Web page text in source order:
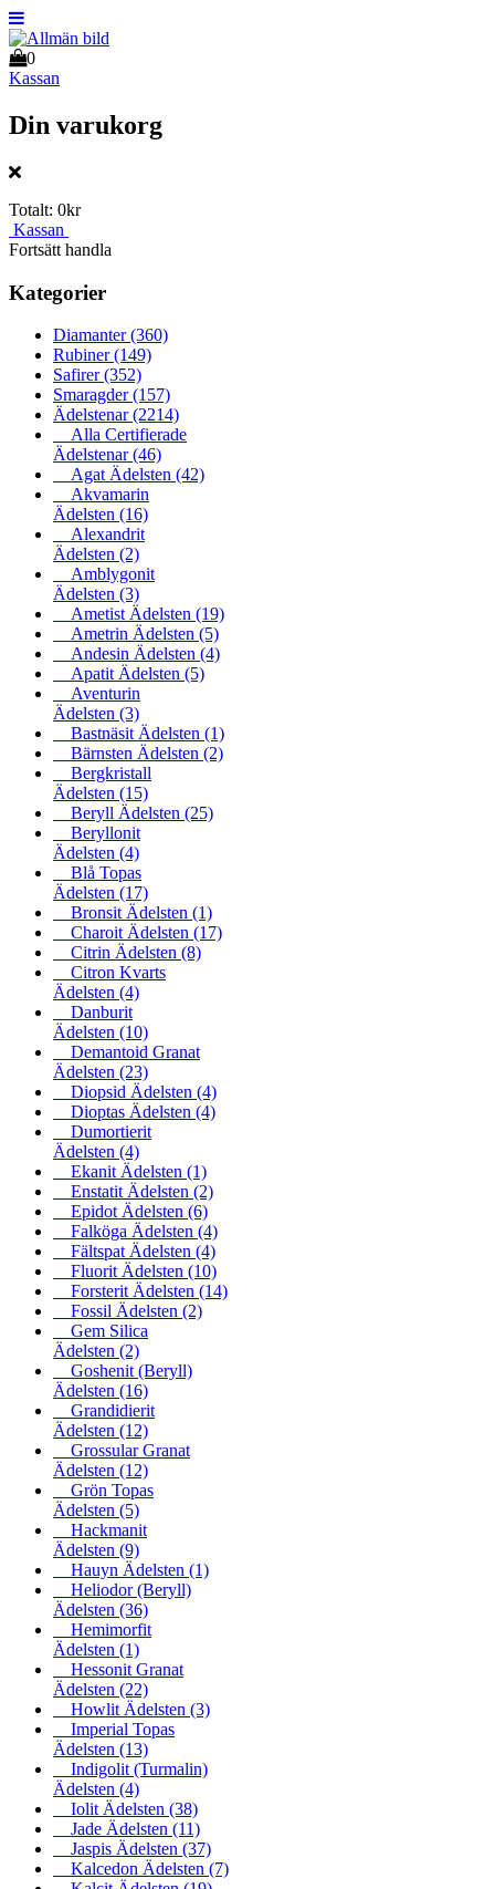
0
Kassan
Din varukorg
Totalt: 0kr
Kassan
Fortsätt handla
Kategorier
Diamanter(360)
Rubiner(149)
Safirer(352)
Smaragder(157)
Ädelstenar(2214)
Alla Certifierade
Ädelstenar(46)
Agat Ädelsten (42)
Akvamarin
Ädelsten (16)
Alexandrit
Ädelsten (2)
Amblygonit
Ädelsten (3)
Ametist Ädelsten (19)
Ametrin Ädelsten (5)
Andesin Ädelsten (4)
Apatit Ädelsten (5)
Aventurin
Ädelsten (3)
Bastnäsit Ädelsten (1)
Bärnsten Ädelsten (2)
Bergkristall
Ädelsten (15)
Beryll Ädelsten (25)
Beryllonit
Ädelsten (4)
Blå Topas
Ädelsten (17)
Bronsit Ädelsten (1)
Charoit Ädelsten (17)
Citrin Ädelsten (8)
Citron Kvarts
Ädelsten (4)
Danburit
Ädelsten (10)
Demantoid Granat
Ädelsten (23)
Diopsid Ädelsten (4)
Dioptas Ädelsten (4)
Dumortierit
Ädelsten (4)
Ekanit Ädelsten (1)
Enstatit Ädelsten (2)
Epidot Ädelsten (6)
Falköga Ädelsten (4)
Fältspat Ädelsten (4)
Fluorit Ädelsten (10)
Forsterit Ädelsten (14)
Fossil Ädelsten (2)
Gem Silica
Ädelsten (2)
Goshenit (Beryll)
Ädelsten (16)
Grandidierit
Ädelsten (12)
Grossular Granat
Ädelsten (12)
Grön Topas
Ädelsten (5)
Hackmanit
Ädelsten (9)
Hauyn Ädelsten (1)
Heliodor (Beryll)
Ädelsten (36)
Hemimorfit
Ädelsten (1)
Hessonit Granat
Ädelsten (22)
Howlit Ädelsten (3)
Imperial Topas
Ädelsten (13)
Indigolit (Turmalin)
Ädelsten (4)
Iolit Ädelsten (38)
Jade Ädelsten (11)
Jaspis Ädelsten (37)
Kalcedon Ädelsten (7)